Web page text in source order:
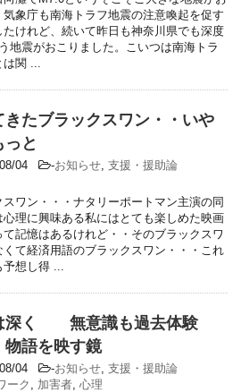
気象庁も南海トラフ地震の注意喚起を促す
たけれど、続いて昨日も神奈川県でも深度
地震がおこりました。こいつは南海トラ
は関 ...
きたブラックスワン・・いや
っと
04 -お知らせ, 支援・援助論
スワン・・・ナタリーポートマン主演の同
心理に興味ある私にはとても楽しめた映画
て記憶はあるけれど・・そのブラックスワ
くて経済用語のブラックスワン・・・これ
予想し得 ...
深く 無意識も過去体験
物語を映す鏡
04 -お知らせ, 支援・援助論
ーク , 加害者, 心理